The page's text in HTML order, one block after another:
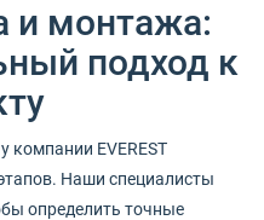
и монтажа:
подход к
компании EVEREST
Наши специалисты
определить точные